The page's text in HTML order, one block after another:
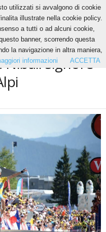
in giallo, tris sulle Alpi
Nibali signore
utilizzati si avvalgono di cookie
illustrate nella cookie policy.
a tutti o ad alcuni cookie,
banner, scorrendo questa
la navigazione in altra maniera,
informazioni ACCETTA